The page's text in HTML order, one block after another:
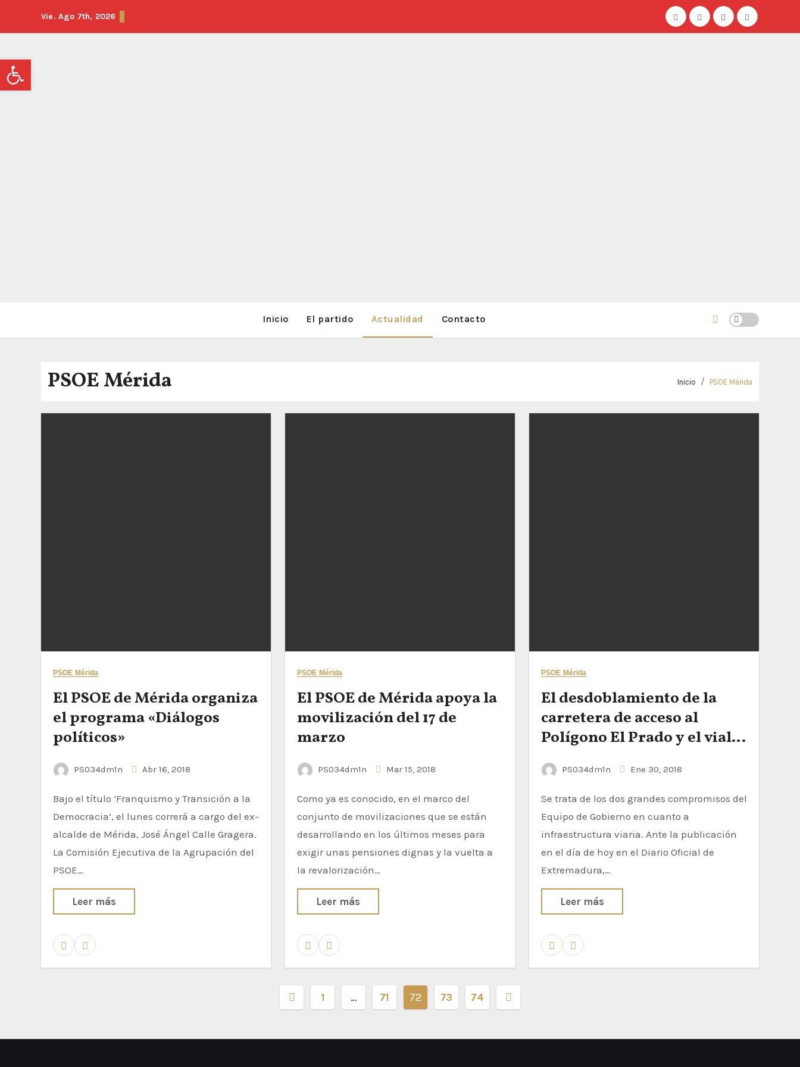
Vie. Ago 7th, 2026
Inicio El partido Actualidad Contacto
PSOE Mérida Inicio PSOE Mérida
PSOE Mérida
El PSOE de Mérida organiza
el programa «Diálogos
políticos»
PS034dm1n Abr 16, 2018
Bajo el título ‘Franquismo y Transición a la
Democracia’, el lunes correrá a cargo del ex-
alcalde de Mérida, José Ángel Calle Gragera.
La Comisión Ejecutiva de la Agrupación del
PSOE…
Leer más
PSOE Mérida
El PSOE de Mérida apoya la
movilización del 17 de
marzo
PS034dm1n Mar 15, 2018
Como ya es conocido, en el marco del
conjunto de movilizaciones que se están
desarrollando en los últimos meses para
exigir unas pensiones dignas y la vuelta a
la revalorización…
Leer más
PSOE Mérida
El desdoblamiento de la
carretera de acceso al
Polígono El Prado y el vial
hasta San Andrés estarán
antes de final de legislatura
PS034dm1n Ene 30, 2018
Se trata de los dos grandes compromisos del
Equipo de Gobierno en cuanto a
infraestructura viaria. Ante la publicación
en el día de hoy en el Diario Oficial de
Extremadura,…
Leer más
1 … 71 72 73 74
Abrir barra de herramientas